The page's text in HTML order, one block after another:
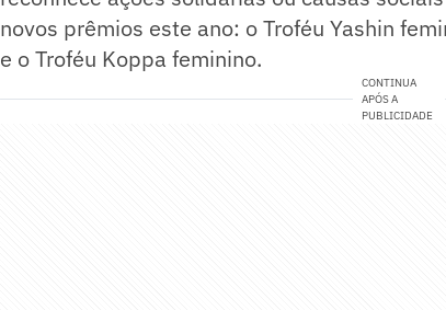
novos prêmios este ano: o Troféu Yashin
e o Troféu Koppa feminino.
CONTINUA
APÓS A
PUBLICIDADE